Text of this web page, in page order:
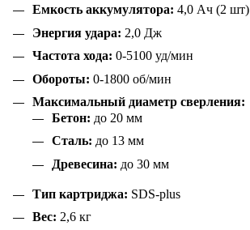
Емкость аккумулятора: 4,0 Ач (2 шт)
Энергия удара: 2,0 Дж
Частота хода: 0-5100 уд/мин
Обороты: 0-1800 об/мин
Максимальный диаметр сверления:
Бетон: до 20 мм
Сталь: до 13 мм
Древесина: до 30 мм
Тип картриджа: SDS-plus
Вес: 2,6 кг